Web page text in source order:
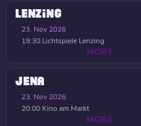
LENZING
23. Nov 2026
19:30 Lichtspiele Lenzing
MORE
JENA
23. Nov 2026
20:00 Kino am Markt
MORE